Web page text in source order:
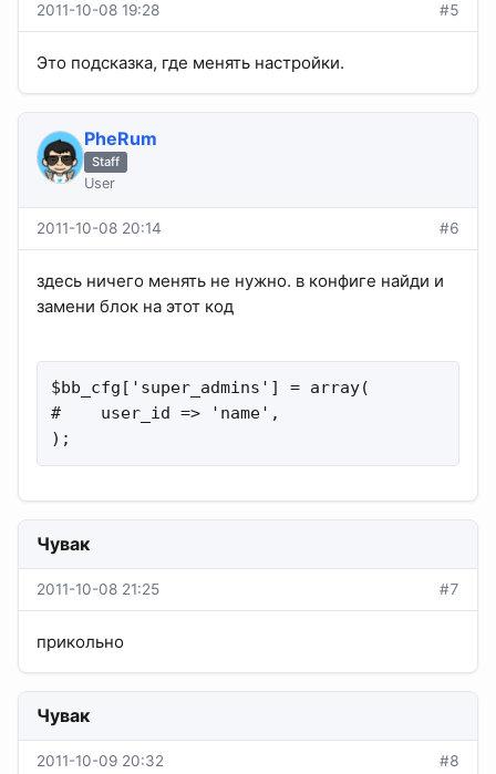
2011-10-08 19:28 #5
Это подсказка, где менять настройки.
PheRum
Staff
User
2011-10-08 20:14 #6
здесь ничего менять не нужно. в конфиге найди и
замени блок на этот код
$bb_cfg['super_admins'] = array(
#    user_id => 'name',
);
Чувак
2011-10-08 21:25 #7
прикольно
Чувак
2011-10-09 20:32 #8